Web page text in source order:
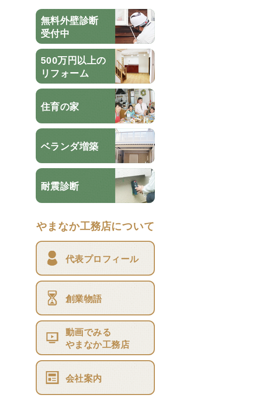
無料外壁診断
受付中
500万円以上の
リフォーム
住育の家
ベランダ増築
耐震診断
やまなか工務店について
代表プロフィール
創業物語
動画でみる
やまなか工務店
会社案内